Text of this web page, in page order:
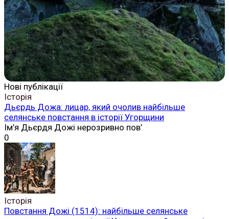
Нові публікації
Історія
Дьєрдь Дожа: лицар, який очолив найбільше
селянське повстання в історії Угорщини
Ім’я Дьєрдя Дожі нерозривно пов’
0
Історія
Повстання Дожі (1514): найбільше селянське